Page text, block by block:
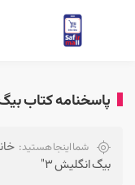
پاسخنامه کتاب
شما اینجا هستید:
بیگ انگلیش ۳"